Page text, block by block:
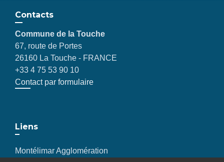
Contacts
Commune de la Touche
67, route de Portes
26160 La Touche - FRANCE
+33 4 75 53 90 10
Contact par formulaire
Liens
Montélimar Agglomération